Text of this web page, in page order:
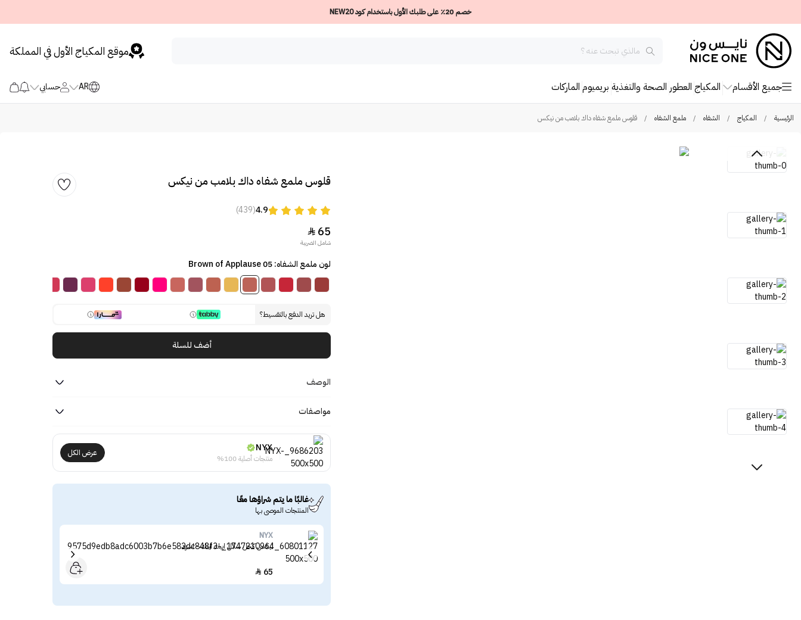
خصم 20٪ على طلبك الأول باستخدام كود NEW20
موقع المكياج الأول في المملكة
جميع الأقسام المكياج العطور الصحة والتغذية بريميوم الماركات AR حسابي
الرئيسية / المكياج / الشفاه / ملمع الشفاه / قلوس ملمع شفاه داك بلامب من نيكس
قلوس ملمع شفاه داك بلامب من نيكس
4.9
(439)
65

شامل الضريبة
لون ملمع الشفاه: 05 Brown of Applause
هل تريد الدفع بالتقسيط؟
أضف للسلة
الوصف
مواصفات
NYX
منتجات أصلية 100%
عرض الكل
غالبًا ما يتم شراؤها معًا
المنتجات الموصى بها
NYX
نيكس كحل سائل ايبك اينك - اسود
65
